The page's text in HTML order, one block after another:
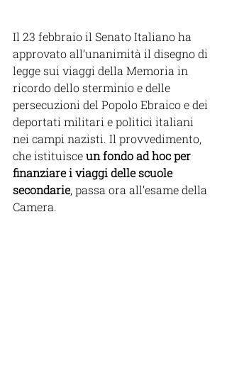
Il 23 febbraio il Senato Italiano ha
approvato all’unanimità il disegno di
legge sui viaggi della Memoria in
ricordo dello sterminio e delle
persecuzioni del Popolo Ebraico e dei
deportati militari e politici italiani
nei campi nazisti. Il provvedimento,
che istituisce un fondo ad hoc per
finanziare i viaggi delle scuole
secondarie, passa ora all’esame della
Camera.